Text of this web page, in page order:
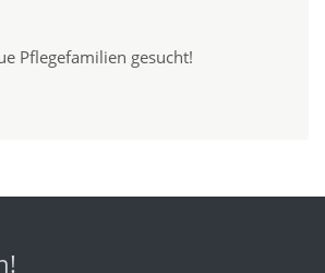
Pflegefamilien gesucht!